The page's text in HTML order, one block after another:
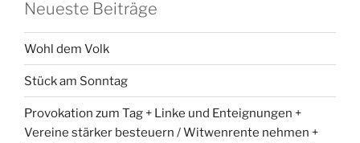
Neueste Beiträge
Wohl dem Volk
Stück am Sonntag
Provokation zum Tag + Linke und Enteignungen +
Vereine stärker besteuern / Witwenrente nehmen +